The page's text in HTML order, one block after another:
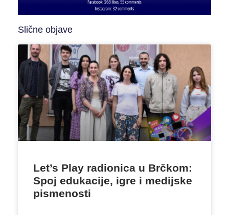
Slične objave
Let’s Play radionica u Brčkom:
Spoj edukacije, igre i medijske
pismenosti